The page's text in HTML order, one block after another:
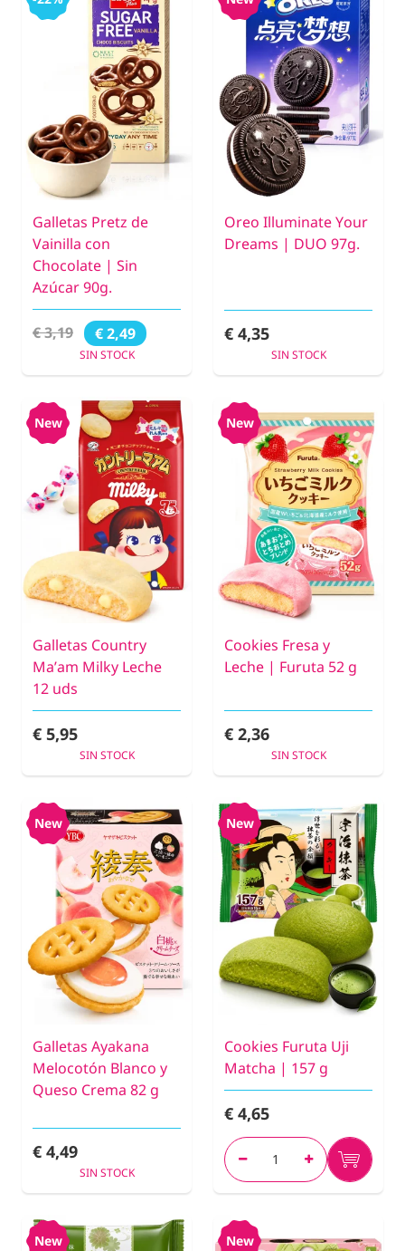
Galletas Pretz de
Vainilla con
Chocolate | Sin
Azúcar 90g.
€ 3,19 € 2,49
SIN STOCK
Oreo Illuminate Your
Dreams | DUO 97g.
€ 4,35
SIN STOCK
New
Galletas Country
Ma’am Milky Leche
12 uds
€ 5,95
SIN STOCK
New
Cookies Fresa y
Leche | Furuta 52 g
€ 2,36
SIN STOCK
New
Galletas Ayakana
Melocotón Blanco y
Queso Crema 82 g
€ 4,49
SIN STOCK
New
Cookies Furuta Uji
Matcha | 157 g
€ 4,65
New New